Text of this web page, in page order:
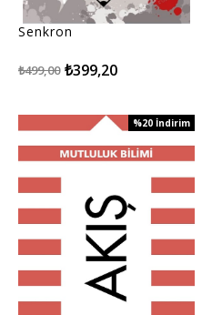
Senkron
₺399,20
₺499,00
%20 İndirim